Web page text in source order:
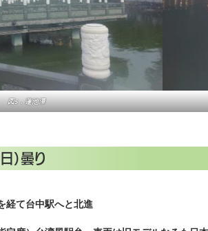
図5．蓮池潭
）曇り
経て台中駅へと北進